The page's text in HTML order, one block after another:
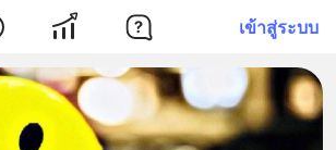
เข้าสู่ระบบ